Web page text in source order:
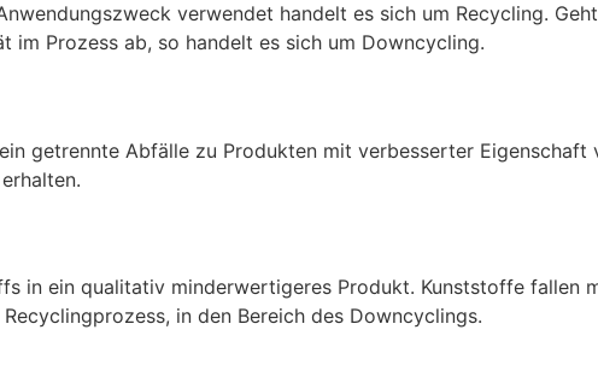
verwendet handelt es sich um Recycling.
im Prozess ab, so handelt es sich um Downcycling.
getrennte Abfälle zu Produkten mit verbesserter
in ein qualitativ minderwertigeres Produkt. Kunststoffe
in den Bereich des Downcyclings.